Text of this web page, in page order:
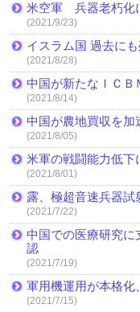
米空軍 兵器老朽化
(2021/9/23)
イスラム国 過去に
(2021/8/28)
中国が新たなＩＣＢ
(2021/8/14)
中国が農地買収を加
(2021/8/05)
米軍の戦闘能力低
(2021/8/01)
露、極超音速兵器
(2021/7/22)
中国での医療研究に
認
(2021/7/19)
軍用機運用が本格化
(2021/7/15)